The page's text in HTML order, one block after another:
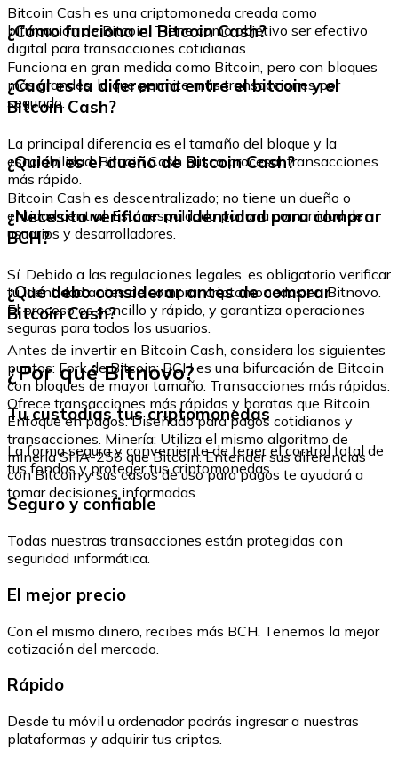
Bitcoin Cash es una criptomoneda creada como
bifurcación de Bitcoin. Tiene como objetivo ser efectivo
digital para transacciones cotidianas.
¿Cómo funciona el Bitcoin Cash?
Funciona en gran medida como Bitcoin, pero con bloques
más grandes, lo que permite más transacciones por
segundo.
¿Cuál es la diferencia entre el bitcoin y el
Bitcoin Cash?
La principal diferencia es el tamaño del bloque y la
escalabilidad. Bitcoin Cash busca procesar transacciones
más rápido.
¿Quién es el dueño de Bitcoin Cash?
Bitcoin Cash es descentralizado; no tiene un dueño o
entidad central. Está respaldado por una comunidad de
usuarios y desarrolladores.
¿Necesito verificar mi identidad para comprar
BCH?
Sí. Debido a las regulaciones legales, es obligatorio verificar
tu identidad antes de comprar criptomonedas en Bitnovo.
El proceso es sencillo y rápido, y garantiza operaciones
seguras para todos los usuarios.
¿Qué debo considerar antes de comprar
Bitcoin Cash?
Antes de invertir en Bitcoin Cash, considera los siguientes
puntos: Fork de Bitcoin: BCH es una bifurcación de Bitcoin
con bloques de mayor tamaño. Transacciones más rápidas:
Ofrece transacciones más rápidas y baratas que Bitcoin.
Enfoque en pagos: Diseñado para pagos cotidianos y
transacciones. Minería: Utiliza el mismo algoritmo de
minería SHA-256 que Bitcoin. Entender sus diferencias
con Bitcoin y sus casos de uso para pagos te ayudará a
tomar decisiones informadas.
¿Por qué Bitnovo?
Tu custodias tus criptomonedas
La forma segura y conveniente de tener el control total de
tus fondos y proteger tus criptomonedas.
Seguro y confiable
Todas nuestras transacciones están protegidas con
seguridad informática.
El mejor precio
Con el mismo dinero, recibes más BCH. Tenemos la mejor
cotización del mercado.
Rápido
Desde tu móvil u ordenador podrás ingresar a nuestras
plataformas y adquirir tus criptos.